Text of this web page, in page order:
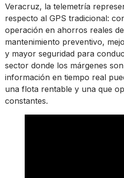
Veracruz, la telemetría
respecto al GPS tradicional:
operación en ahorros reales
mantenimiento preventivo,
y mayor seguridad para
sector donde los márgenes
información en tiempo real
una flota rentable y una que
constantes.